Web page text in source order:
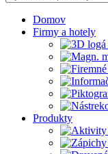
Domov
Firmy a hotely
Produkty